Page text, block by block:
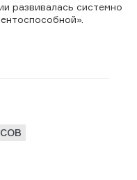
развивалась системно